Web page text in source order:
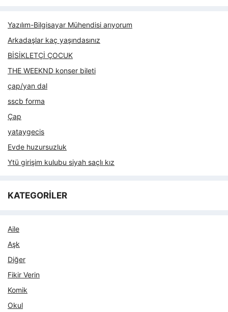
Yazılım-Bilgisayar Mühendisi arıyorum
Arkadaşlar kaç yaşındasınız
BİSİKLETÇİ ÇOCUK
THE WEEKND konser bileti
çap/yan dal
sscb forma
Çap
yataygecis
Evde huzursuzluk
Ytü girişim kulubu siyah saçlı kız
KATEGORİLER
Aile
Aşk
Diğer
Fikir Verin
Komik
Okul